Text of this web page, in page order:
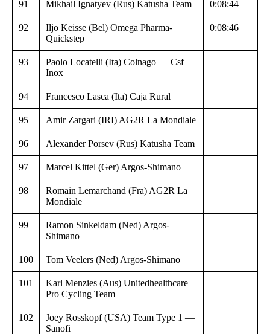
91 Mikhail Ignatyev (Rus) Katusha Team 0:08:44
92
Iljo Keisse (Bel) Omega Pharma-
Quickstep
0:08:46
93
Paolo Locatelli (Ita) Colnago — Csf
Inox
94 Francesco Lasca (Ita) Caja Rural
95 Amir Zargari (IRI) AG2R La Mondiale
96 Alexander Porsev (Rus) Katusha Team
97 Marcel Kittel (Ger) Argos-Shimano
98
Romain Lemarchand (Fra) AG2R La
Mondiale
99
Ramon Sinkeldam (Ned) Argos-
Shimano
100 Tom Veelers (Ned) Argos-Shimano
101
Karl Menzies (Aus) Unitedhealthcare
Pro Cycling Team
102
Joey Rosskopf (USA) Team Type 1 —
Sanofi